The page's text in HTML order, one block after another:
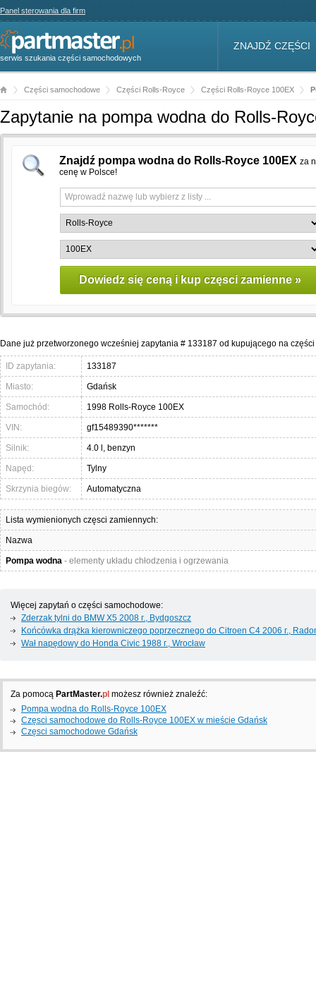
Panel sterowania dla firm
serwis szukania części samochodowych
ZNAJDŹ CZĘŚCI
Części samochodowe Części Rolls-Royce Części Rolls-Royce 100EX
Zapytanie na pompa wodna do Rolls-
Znajdź pompa wodna do Rolls-Royce 100EX za
cenę w Polsce!
Dane już przetworzonego wcześniej zapytania # 133187 od kupującego na
ID zapytania: 133187
Miasto: Gdańsk
Samochód: 1998 Rolls-Royce 100EX
VIN: gf15489390*******
Silnik: 4.0 l, benzyn
Napęd: Tylny
Skrzynia biegów: Automatyczna
Lista wymienionych częsci zamiennych:
Nazwa
Pompa wodna - elementy układu chłodzenia i ogrzewania
Więcej zapytań o części samochodowe:
Zderzak tylni do BMW X5 2008 г., Bydgoszcz
Końcówka drążka kierowniczego poprzecznego do Citroen C4 2006 г.,
Wał napędowy do Honda Civic 1988 г., Wrocław
Za pomocą PartMaster.pl możesz również znaleźć:
Pompa wodna do Rolls-Royce 100EX
Częsci samochodowe do Rolls-Royce 100EX w mieście Gdańsk
Częsci samochodowe Gdańsk